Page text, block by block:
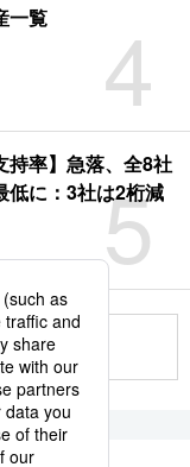
4
一覧
5
持率】急落、全8社
低に：3社は2桁減